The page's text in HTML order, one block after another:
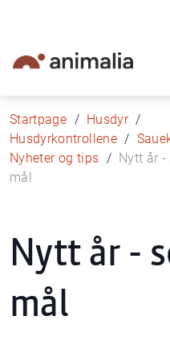
Startpage
Husdyr
Husdyrkontrollene
Nyheter og tips
Nytt år -
mål
Nytt år -
mål